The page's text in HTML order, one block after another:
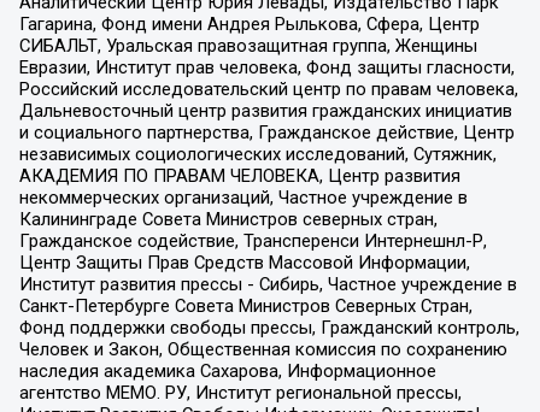
Гагарина, Фонд имени Андрея Рылькова, Сфера, Центр
СИБАЛЬТ, Уральская правозащитная группа, Женщины
Евразии, Институт прав человека, Фонд защиты гласности,
Российский исследовательский центр по правам человека,
Дальневосточный центр развития гражданских инициатив
и социального партнерства, Гражданское действие, Центр
независимых социологических исследований, Сутяжник,
АКАДЕМИЯ ПО ПРАВАМ ЧЕЛОВЕКА, Центр развития
некоммерческих организаций, Частное учреждение в
Калининграде Совета Министров северных стран,
Гражданское содействие, Трансперенси Интернешнл-Р,
Центр Защиты Прав Средств Массовой Информации,
Институт развития прессы - Сибирь, Частное учреждение в
Санкт-Петербурге Совета Министров Северных Стран,
Фонд поддержки свободы прессы, Гражданский контроль,
Человек и Закон, Общественная комиссия по сохранению
наследия академика Сахарова, Информационное
агентство МЕМО. РУ, Институт региональной прессы,